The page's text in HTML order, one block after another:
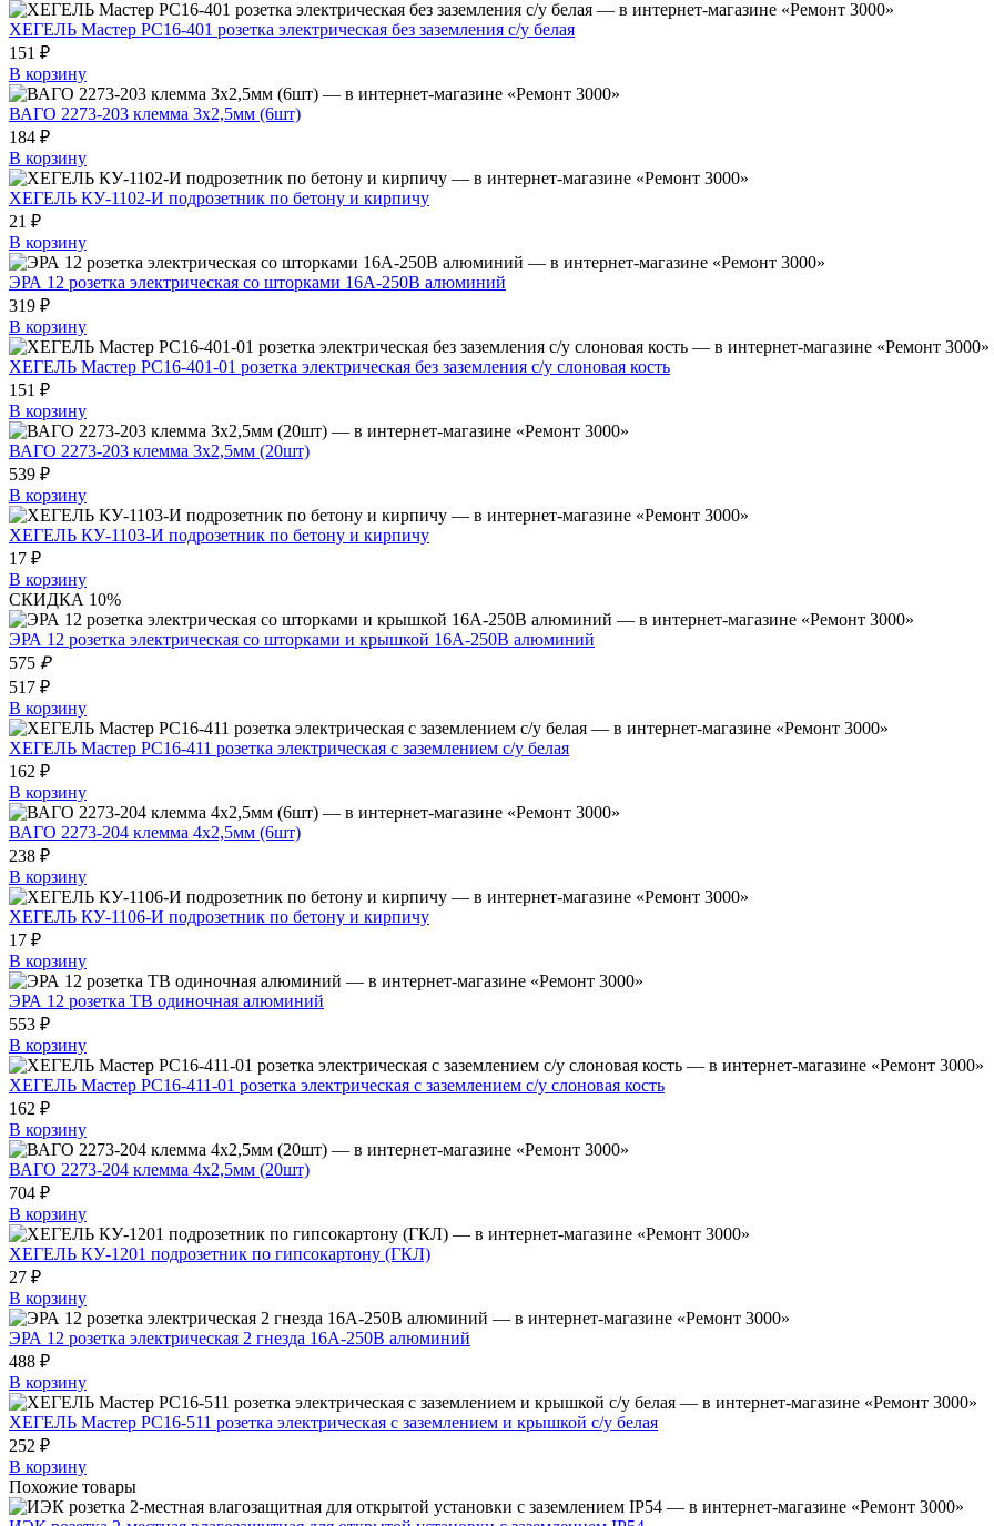
ХЕГЕЛЬ Мастер РС16-401 розетка электрическая без заземления с/у белая
151 ₽
В корзину
ВАГО 2273-203 клемма 3х2,5мм (6шт)
184 ₽
В корзину
ХЕГЕЛЬ КУ-1102-И подрозетник по бетону и кирпичу
21 ₽
В корзину
ЭРА 12 розетка электрическая со шторками 16A-250В алюминий
319 ₽
В корзину
ХЕГЕЛЬ Мастер РС16-401-01 розетка электрическая без заземления с/у слоновая кость
151 ₽
В корзину
ВАГО 2273-203 клемма 3х2,5мм (20шт)
539 ₽
В корзину
ХЕГЕЛЬ КУ-1103-И подрозетник по бетону и кирпичу
17 ₽
В корзину
СКИДКА 10%
ЭРА 12 розетка электрическая со шторками и крышкой 16A-250В алюминий
575 ₽
517 ₽
В корзину
ХЕГЕЛЬ Мастер РС16-411 розетка электрическая с заземлением с/у белая
162 ₽
В корзину
ВАГО 2273-204 клемма 4х2,5мм (6шт)
238 ₽
В корзину
ХЕГЕЛЬ КУ-1106-И подрозетник по бетону и кирпичу
17 ₽
В корзину
ЭРА 12 розетка ТВ одиночная алюминий
553 ₽
В корзину
ХЕГЕЛЬ Мастер РС16-411-01 розетка электрическая с заземлением с/у слоновая кость
162 ₽
В корзину
ВАГО 2273-204 клемма 4х2,5мм (20шт)
704 ₽
В корзину
ХЕГЕЛЬ КУ-1201 подрозетник по гипсокартону (ГКЛ)
27 ₽
В корзину
ЭРА 12 розетка электрическая 2 гнезда 16A-250В алюминий
488 ₽
В корзину
ХЕГЕЛЬ Мастер РС16-511 розетка электрическая с заземлением и крышкой с/у белая
252 ₽
В корзину
Похожие товары